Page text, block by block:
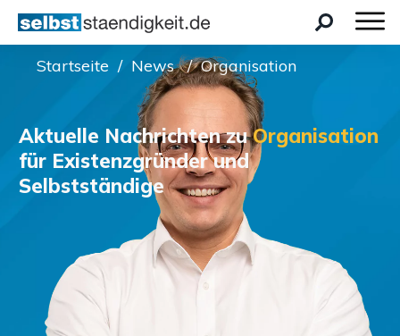
Startseite / News/ Organisation
Aktuelle Nachrichten zuOrganisation
für Existenzgründer und
Selbstständige